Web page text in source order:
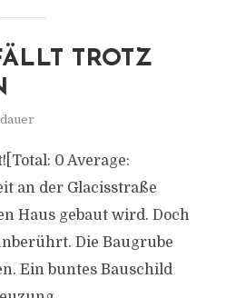
TROTZ
0 Average:
an der Glacisstraße
Haus gebaut wird. Doch
Die Baugrube
Ein buntes Bauschild